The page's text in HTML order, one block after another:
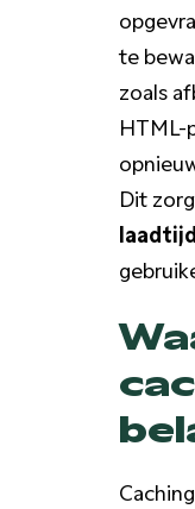
te
zoals
HTML-
Dit